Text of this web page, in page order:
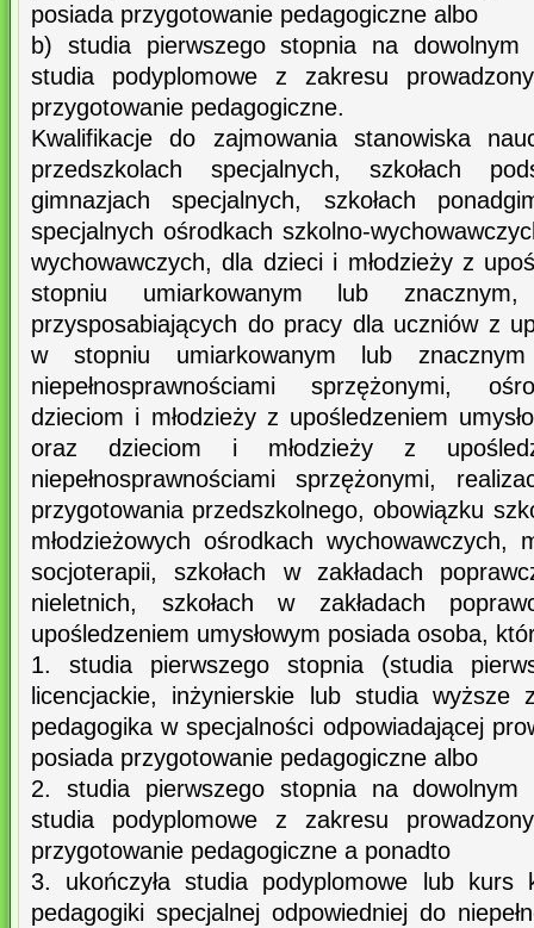
posiada przygotowanie pedagogiczne albo
b) studia pierwszego stopnia na dowolnym
studia podyplomowe z zakresu
przygotowanie pedagogiczne.
Kwalifikacje do zajmowania stanowiska
przedszkolach specjalnych, szkołach
gimnazjach specjalnych, szkołach
specjalnych ośrodkach szkolno-
wychowawczych, dla dzieci i młodzieży z
stopniu umiarkowanym lub znacznym,
przysposabiających do pracy dla uczniów z
w stopniu umiarkowanym lub
niepełnosprawnościami sprzężonymi,
dzieciom i młodzieży z upośledzeniem
oraz dzieciom i młodzieży z
niepełnosprawnościami sprzężonymi,
przygotowania przedszkolnego, obowiązku
młodzieżowych ośrodkach wychowawczych,
socjoterapii, szkołach w zakładach
nieletnich, szkołach w zakładach
upośledzeniem umysłowym posiada osoba,
1. studia pierwszego stopnia (studia
licencjackie, inżynierskie lub studia wyższe
pedagogika w specjalności odpowiadającej
posiada przygotowanie pedagogiczne albo
2. studia pierwszego stopnia na dowolnym
studia podyplomowe z zakresu
przygotowanie pedagogiczne a ponadto
3. ukończyła studia podyplomowe lub kurs
pedagogiki specjalnej odpowiedniej do